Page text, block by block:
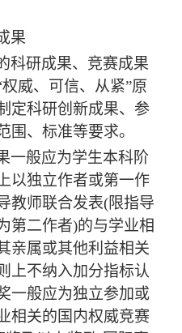
果
科研成果、竞赛成果
权威、可信、从紧”原
定科研创新成果、参
围、标准等要求。
一般应为学生本科阶
以独立作者或第一作
教师联合发表(限指导
第二作者)的与学业相
亲属或其他利益相关
上不纳入加分指标认
一般应为独立参加或
相关的国内权威竞赛